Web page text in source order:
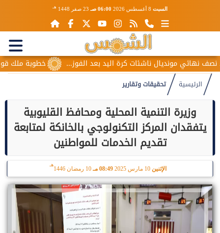
السبت 06:00 صـ 23 صفر 1448 هـ
خطوبة ملك قورة مونديال ناشئات كرة اليد بعد الفوز...
الرئيسية تحقيقات وتقارير
وزيرة التنمية المحلية ومحافظ القليوبية
يتفقدان المركز التكنولوجي بالخانكة لمتابعة
تقديم الخدمات للمواطنين
الإثنين 08:49 مـ 10 رمضان 1446
هـ